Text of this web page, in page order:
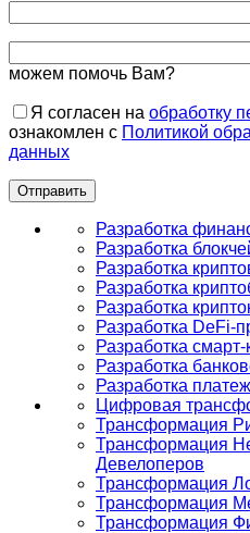
можем помочь Вам?
Я согласен на обработку
ознакомлен с Политикой
данных
Разработка
Разработка
Разработка
Разработка
Разработка
Разработка DeFi-
Разработка смарт-
Разработка
Разработка
Цифровая
Трансформация
Трансформация
Девелоперов
Трансформация
Трансформация
Трансформация